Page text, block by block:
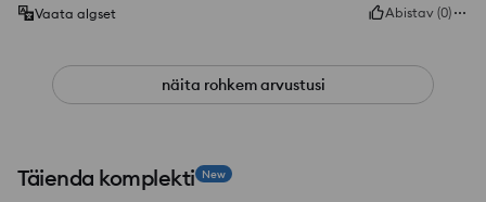
Vaata algset
Abistav (0)
näita rohkem arvustusi
Täienda komplekti New